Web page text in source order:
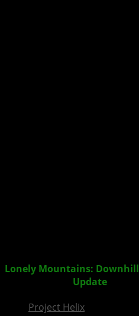
Lonely Mountains: Downhill
Update
Project Helix